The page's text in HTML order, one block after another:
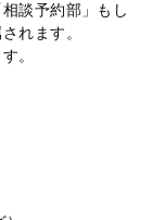
談予約部」もし
れます。
。